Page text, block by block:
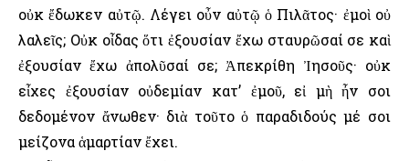
οὐκ ἔδωκεν αὐτῷ. Λέγει οὖν αὐτῷ ὁ Πιλᾶτος· ἐμοὶ οὐ
λαλεῖς; Οὐκ οἶδας ὅτι ἐξουσίαν ἔχω σταυρῶσαί σε καὶ
ἐξουσίαν ἔχω ἀπολῦσαί σε; Ἀπεκρίθη Ἰησοῦς· οὐκ
εἶχες ἐξουσίαν οὐδεμίαν κατ’ ἐμοῦ, εἰ μὴ ἦν σοι
δεδομένον ἄνωθεν· διὰ τοῦτο ὁ παραδιδούς μέ σοι
μείζονα ἁμαρτίαν ἔχει.